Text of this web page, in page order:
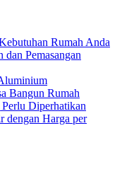
Rumah Anda
dan Pemasangan
Bangun Rumah
Perlu Diperhatikan
dengan Harga per